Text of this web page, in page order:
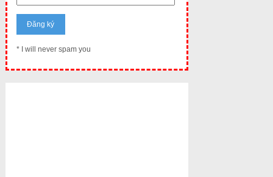
* I will never spam you